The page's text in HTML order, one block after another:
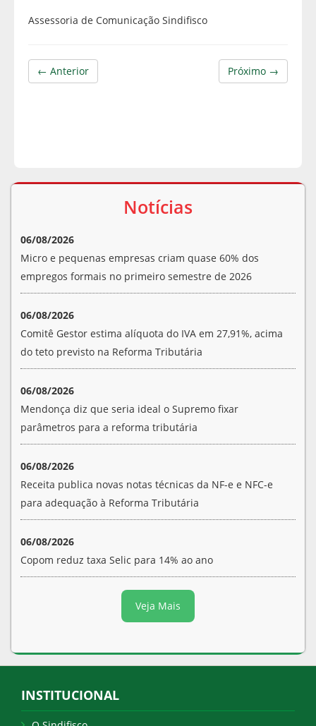
Assessoria de Comunicação Sindifisco
Próximo →
← Anterior
Notícias
06/08/2026
Micro e pequenas empresas criam quase 60% dos
empregos formais no primeiro semestre de 2026
06/08/2026
Comitê Gestor estima alíquota do IVA em 27,91%, acima
do teto previsto na Reforma Tributária
06/08/2026
Mendonça diz que seria ideal o Supremo fixar
parâmetros para a reforma tributária
06/08/2026
Receita publica novas notas técnicas da NF-e e NFC-e
para adequação à Reforma Tributária
06/08/2026
Copom reduz taxa Selic para 14% ao ano
Veja Mais
INSTITUCIONAL